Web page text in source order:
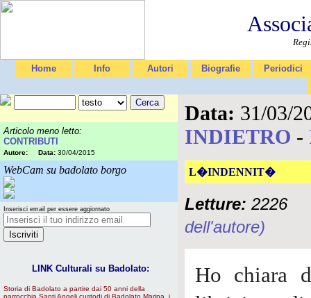
Home Info Autori Biografie Periodici
Articolo meno letto:
CONTRIBUTI
Autore: Data: 30/04/2015
WebCam su badolato borgo
Inserisci email per essere aggiornato
LINK Culturali su Badolato:
Storia di Badolato a partire dai 50 anni della
parrocchia Santi Angeli custodi di Badolato Marina, i
Data: 31/03/
INDIETRO -
L�INDENNIT�
Letture: 2226
dell'autore)
Ho chiara